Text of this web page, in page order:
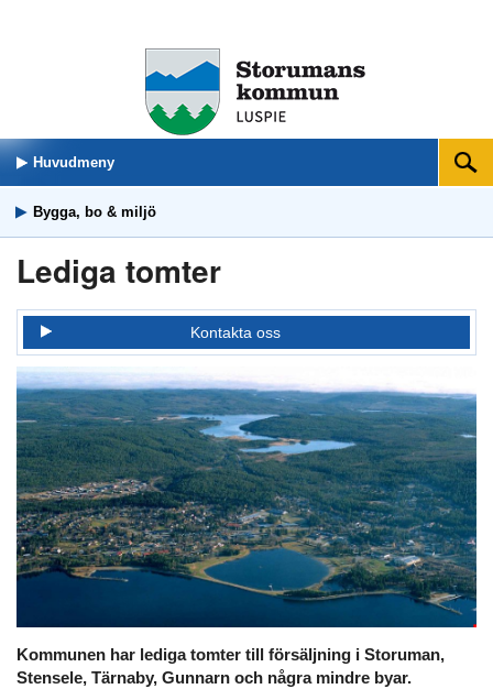
Huvudmeny Sök
Bygga, bo & miljö
Lediga tomter
Kontakta oss
Kommunen har lediga tomter till försäljning i Storuman,
Stensele, Tärnaby, Gunnarn och några mindre byar.